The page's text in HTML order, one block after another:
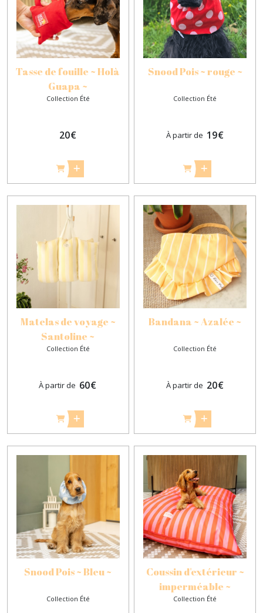
Tasse de fouille ~ Holà
Guapa ~
Collection Été
20€
Snood Pois ~ rouge ~
Collection Été
À partir de 19€
Matelas de voyage ~
Santoline ~
Collection Été
À partir de 60€
Bandana ~ Azalée ~
Collection Été
À partir de 20€
Snood Pois ~ Bleu ~
Collection Été
Coussin d'extérieur ~
imperméable ~
Collection Été